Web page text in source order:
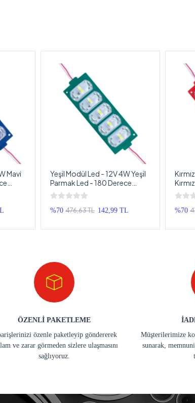
Mavi
Yeşil Modül Led - 12V 4W Yeşil
Parmak Led - 180 Derece
280LM Profesyonel Modül
Led - 1 Adet
%70 476,63 TL 142,99 TL %70
ÖZENLİ PAKETLEME
özenle paketleyip göndererek
ve zarar görmeden sizlere ulaşmasını
sağlıyoruz.
Müşterilerimize
sunarak,